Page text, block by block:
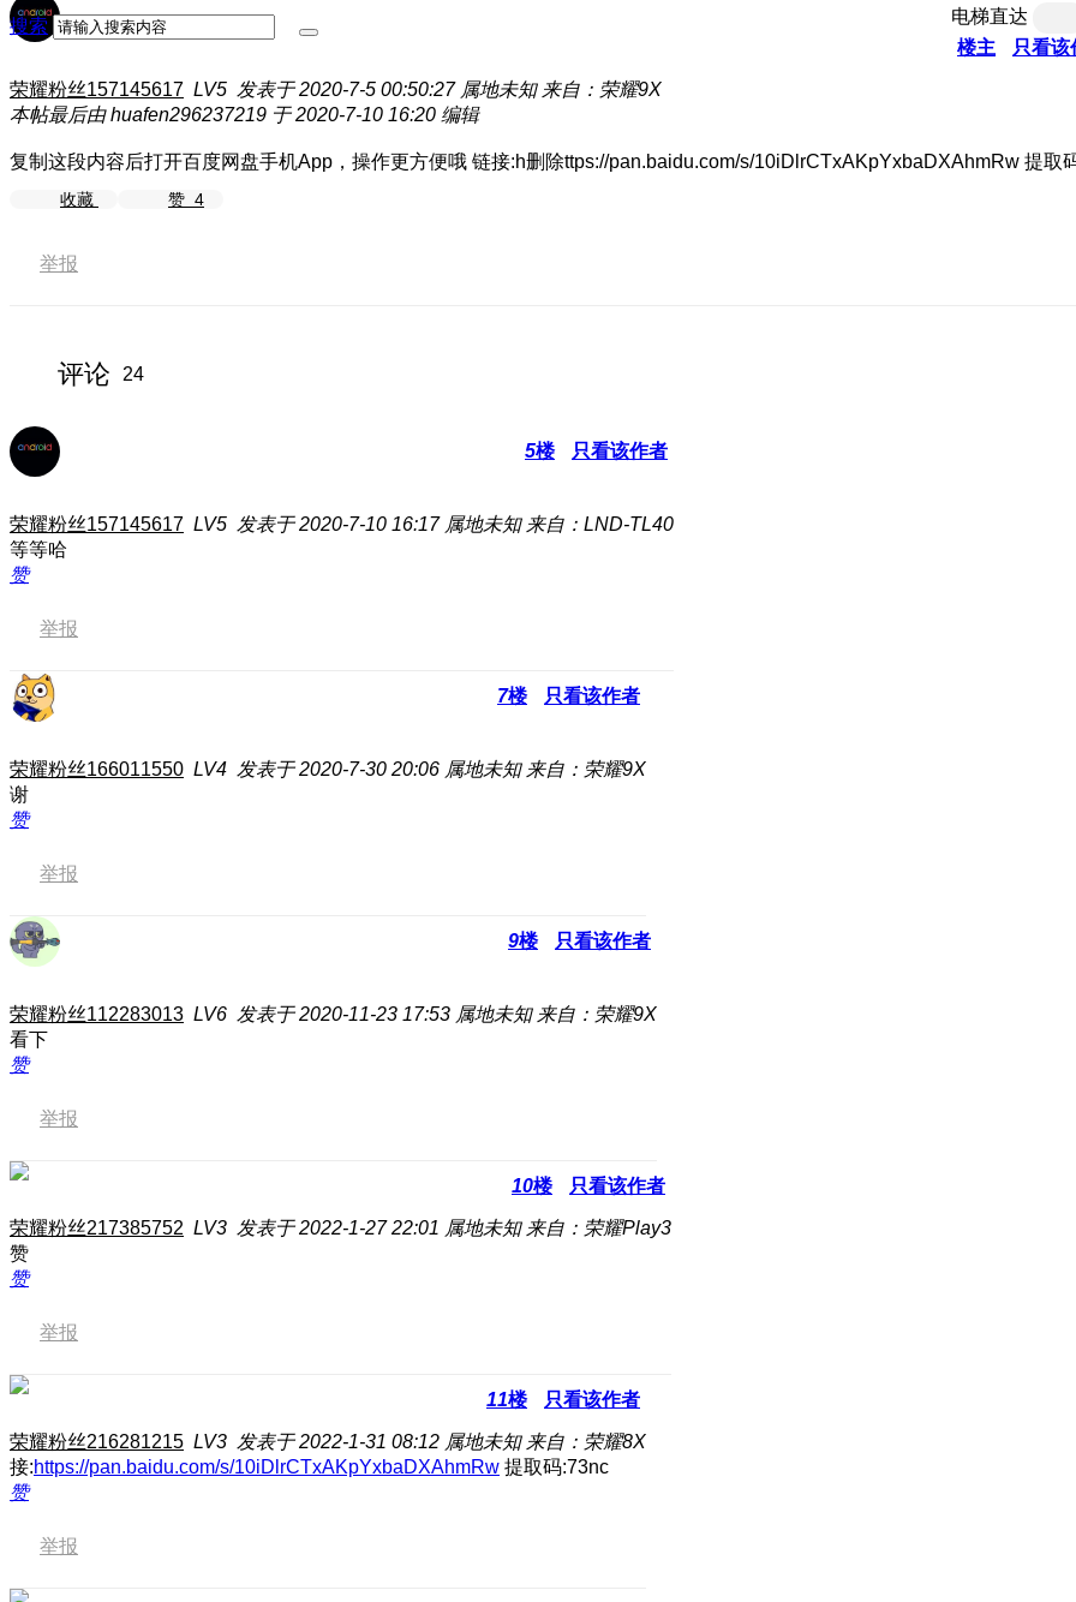
搜索 电梯直达
楼主
只看该
荣耀粉丝157145617 LV5 发表于 2020-7-5 00:50:27 属地未知 来自：荣耀9X
本帖最后由 huafen296237219 于 2020-7-10 16:20 编辑
复制这段内容后打开百度网盘手机App，操作更方便哦 链接:h删除ttps://pan.baidu.com/s/10iDlrCTxAKpYxbaDXAhmRw 提取
收藏 赞 4
举报
评论 24
5楼 只看该作者
荣耀粉丝157145617 LV5 发表于 2020-7-10 16:17 属地未知 来自：LND-TL40
等等哈
赞
举报
7楼 只看该作者
荣耀粉丝166011550 LV4 发表于 2020-7-30 20:06 属地未知 来自：荣耀9X
谢
赞
举报
9楼 只看该作者
荣耀粉丝112283013 LV6 发表于 2020-11-23 17:53 属地未知 来自：荣耀9X
看下
赞
举报
10楼 只看该作者
荣耀粉丝217385752 LV3 发表于 2022-1-27 22:01 属地未知 来自：荣耀Play3
赞
赞
举报
11楼 只看该作者
荣耀粉丝216281215 LV3 发表于 2022-1-31 08:12 属地未知 来自：荣耀8X
接:https://pan.baidu.com/s/10iDlrCTxAKpYxbaDXAhmRw 提取码:73nc
赞
举报